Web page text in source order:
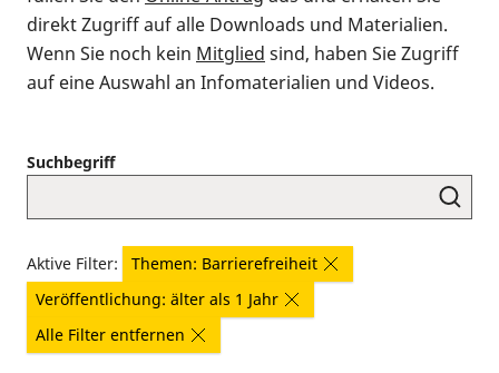
direkt Zugriff auf alle Downloads und Materialien.
Wenn Sie noch kein Mitglied sind, haben Sie Zugriff
auf eine Auswahl an Infomaterialien und Videos.
Suchbegriff
Aktive Filter:
Themen: Barrierefreiheit
Veröffentlichung: älter als 1 Jahr
Alle Filter entfernen